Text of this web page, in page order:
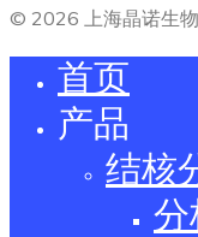
© 2026 上海晶诺生物
首页
产品
结核
分